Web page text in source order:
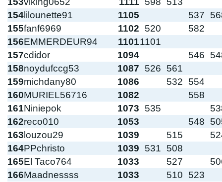
154lilounette91 1105 537
155fanf6969 1102 520
582
156EMMERDEUR94 11011101
157cdidor 1094 546
158noydufccg53 1087 526
561
159michdany80 1086 532
554
160MURIEL56716 1082
558
161Niniepok 1073 535
162reco010 1053 548
163louzou29 1039 515
164PPchristo 1039 531
508
165El Taco764 1033 527
166Maadnessss 1033 510
523